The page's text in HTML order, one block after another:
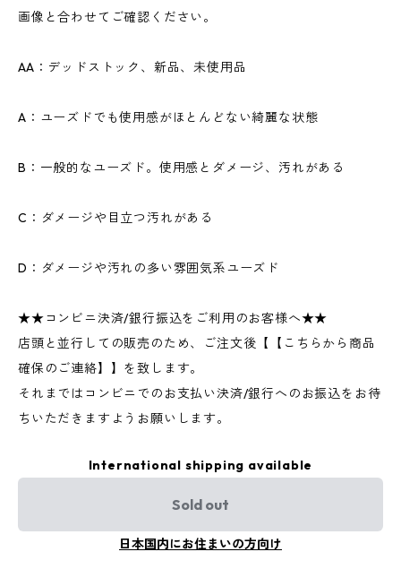
画像と合わせてご確認ください。
AA：デッドストック、新品、未使用品
A：ユーズドでも使用感がほとんどない綺麗な状態
B：一般的なユーズド。使用感とダメージ、汚れがある
C：ダメージや目立つ汚れがある
D：ダメージや汚れの多い雰囲気系ユーズド
★★コンビニ決済/銀行振込をご利用のお客様へ★★
店頭と並行しての販売のため、ご注文後【【こちらから商品
確保のご連絡】】を致します。
それまではコンビニでのお支払い決済/銀行へのお振込をお待
ちいただきますようお願いします。
International shipping available
Sold out
日本国内にお住まいの方向け